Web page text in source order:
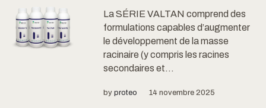
La SÉRIE VALTAN comprend des
formulations capables d’augmenter
le développement de la masse
racinaire (y compris les racines
secondaires et...
byproteo 14 novembre 2025